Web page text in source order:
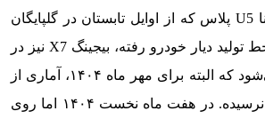
در کنار بیجینگ سابرینا U5 پلاس که از اوایل تابستان در گلپایگان
استان اصفهان روی خط تولید دیار خودرو رفته، بیجینگ X7 نیز در
دیار خودرو مونتاژ می‌شود که البته برای مهر ماه ۱۴۰۴، آماری از
تولید برای آن به ثبت نرسیده. در هفت ماه نخست ۱۴۰۴ اما روی